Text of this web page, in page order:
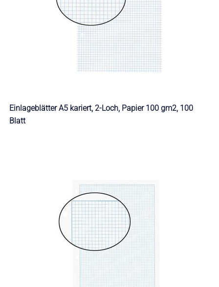
Einlageblätter A5 kariert, 2-Loch, Papier 100 gm2, 100
Blatt